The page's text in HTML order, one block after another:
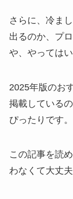
さらに、冷ま
出るのか、プ
や、やっては
2025年版のお
掲載している
ぴったりです。
この記事を読
わなくて大丈夫